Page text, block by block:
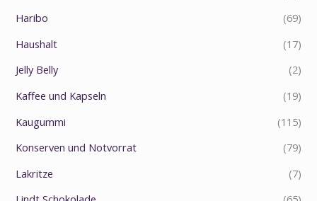
Haribo
(69)
Haushalt
(17)
Jelly Belly
(2)
Kaffee und Kapseln
(19)
Kaugummi
(115)
Konserven und Notvorrat
(79)
Lakritze
(7)